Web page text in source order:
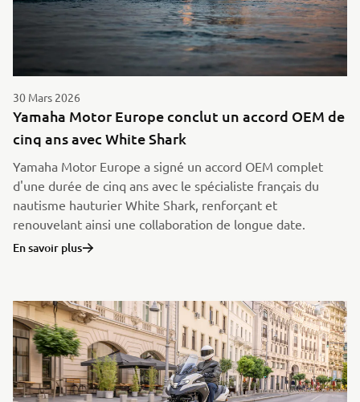
30 Mars 2026
Yamaha Motor Europe conclut un accord OEM de
cinq ans avec White Shark
Yamaha Motor Europe a signé un accord OEM complet
d'une durée de cinq ans avec le spécialiste français du
nautisme hauturier White Shark, renforçant et
renouvelant ainsi une collaboration de longue date.
En savoir plus